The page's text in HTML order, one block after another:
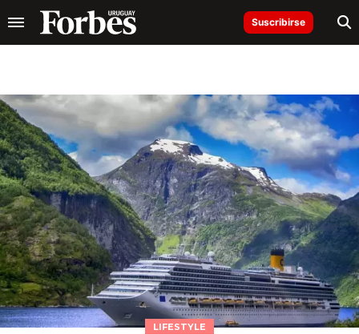
Suscribirse
LIFESTYLE